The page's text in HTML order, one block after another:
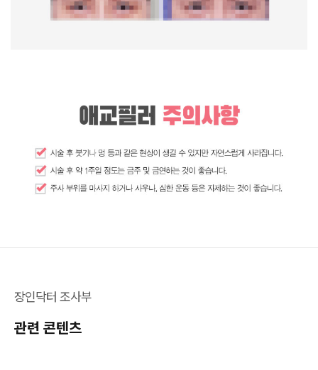
장인닥터 조사부
관련 콘텐츠